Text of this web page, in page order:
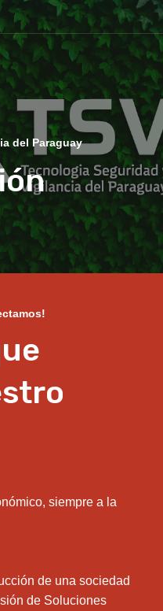
del Paraguay
siempre a la
de una sociedad
de Soluciones